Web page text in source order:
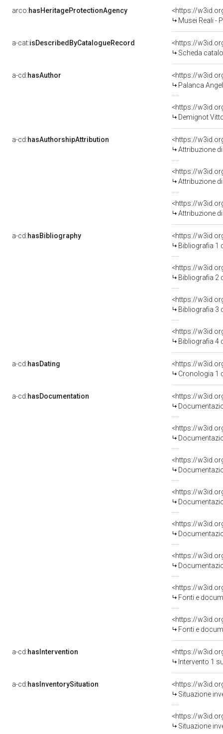
arco:hasHeritageProtectionAgency
<https://
Musei Reali -
a-cat:isDescribedByCatalogueRecord
<https://
Scheda
a-cd:hasAuthor
<https://
Palanca
<https://
Demignot
a-cd:hasAuthorshipAttribution
<https://
Attribuzione
<https://
Attribuzione
Attribuzione
a-cd:hasBibliography
<https://
Bibliografia 1
<https://
Bibliografia 2
<https://
Bibliografia 3
<https://
Bibliografia 4
a-cd:hasDating
<https://
Cronologia 1
a-cd:hasDocumentation
<https://
Fonti e
<https://
Fonti e
a-cd:hasIntervention
<https://
Intervento 1
a-cd:hasInventorySituation
<https://
Situazione
<https://
Situazione